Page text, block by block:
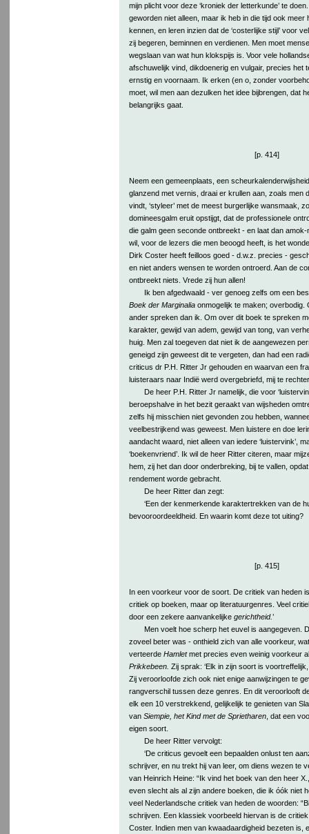
mijn plicht voor deze ‘kroniek der letterkunde’ te
geworden niet alleen, maar ik heb in die tijd ook meer
kennen, en leren inzien dat de ‘costerlijke stijl’ voor
zij begeren, beminnen en verdienen. Men moet
wegslaan van wat hun klokspijs is. Voor vele
afschuwelijk vind, dikdoenerig en vulgair, precies het
ernstig en voornaam. Ik erken (en o, zonder
moet, wil men aan dezulken het idee bijbrengen, dat
belangrijks gaat.
[p. 414]
Neem een gemeenplaats, een
glanzend met vernis, draai er krullen aan, zoals men
vindt, ‘styleer’ met de meest burgerlijke wansmaak,
domineesgalm eruit opstijgt, dat de professionele
die galm geen seconde ontbreekt - en laat dan
wil, voor de lezers die men beoogd heeft, is het
Dirk Coster heeft feilloos goed - d.w.z. precies -
en niet anders wensen te worden ontroerd. Aan de
ontbreekt niets. Vrede zij hun allen!
Ik ben afgedwaald - ver genoeg zelfs om een
Boek der Marginaliaonmogelijk te maken; overbodig.
ander spreken dan ik. Om over dit boek te spreken
karakter, gewijd van adem, gewijd van tong, van
huig. Men zal toegeven dat niet ik de aangewezen
geneigd zijn geweest dit te vergeten, dan had een
criticus dr P.H. Ritter Jr gehouden en waarvan een
luisteraars naar Indië werd overgebriefd, mij te
De heer P.H. Ritter Jr namelijk, die voor
beroepshalve in het bezit geraakt van wijsheden
zelfs hij misschien niet gevonden zou hebben,
veelbestrijkend was geweest. Men luistere en doe
aandacht waard, niet alleen van iedere ‘luistervink’,
‘boekenvriend’. Ik wil de heer Ritter citeren, maar
hem, zij het dan door onderbreking, bij te vallen,
rendement worde gebracht.
De heer Ritter dan zegt:
‘Een der kenmerkende karaktertrekken van de
bevooroordeeldheid. En waarin komt deze tot uiting?
[p. 415]
In een voorkeur voor de soort. De critiek van heden
critiek op boeken, maar op literatuurgenres. Veel
door een zekere aanvankelijke gerichtheid.’
Men voelt hoe scherp het euvel is aangegeven.
zoveel beter was - onthield zich van alle voorkeur,
verteerde Hamletmet precies even weinig voorkeur
Prikkebeen. Zij sprak: ‘Elk in zijn soort is
Zij veroorloofde zich ook niet enige aanwijzingen te
rangverschil tussen deze genres. En dit veroorlooft
elk een 10 verstrekkend, gelijkelijk te genieten van
van Siempie, het Kind met de Sprietharen, dat een
eigen soort.
De heer Ritter vervolgt:
‘De criticus gevoelt een bepaalden onlust ten
schrijver, en nu trekt hij van leer, om diens wezen te
van Heinrich Heine: “Ik vind het boek van den heer
even slecht als al zijn andere boeken, die ik óók niet
veel Nederlandsche critiek van heden de woorden:
schrijven. Een klassiek voorbeeld hiervan is de
Coster. Indien men van kwaadaardigheid bezeten is,